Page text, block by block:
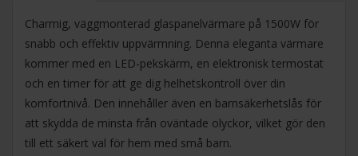
Charmig, väggmonterad glaspanelvärmare på 1500W för
snabb och effektiv uppvärmning. Denna eleganta värmare
kommer med en LED-pekskärm, en elektronisk termostat
och en timer för att ge dig helhetskontroll över din
komfortnivå. Den innehåller även en barnsäkerhetslås för
att skydda de minsta från oväntade olyckor, vilket gör den
till ett säkert val för hem med små barn.